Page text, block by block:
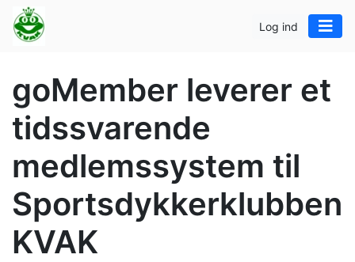
Log ind
goMember leverer et
tidssvarende
medlemssystem til
Sportsdykkerklubben
KVAK